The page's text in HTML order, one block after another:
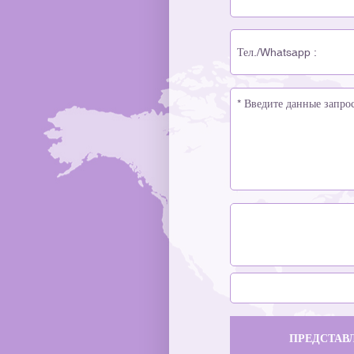
тестирования.Руководствуясь нашей основной
философией —«Особый, модный, экологически
чистый»Компания Lisson Packaging использовала
платформу в Дели, чтобы подчеркнуть две основные
тенденции в отрасли: непревзойденная эстетика
роскоши и устойчивость.1. Премиальные стеклянные
бутылки и роскошные комплекты крышекДля тех, кто
ищет высококачественные средства по уходу за кожей,
эфирные масла и сыворотки премиум-класса, Lisson's
— это выбор номер один. косметические стеклянные
флаконы Они привлекли всеобщее внимание.
сложных возможностях декорирования, включая
элегантные матовые поверхности и шелкографию
высокого разрешения. В сочетании с роскошными
алюминиевыми кольцами и прецизионными
воспоминание, которое сохраняется ещё долго после
того, как аромат выветривается.Тестирование и
массовое производствоОбеспечьте герметичность,
долговечность, устойчивость к падениям и
совместимость. Производство начинается со строгого
контроля качества, чтобы сохранить роскошный
внешний вид.Благодаря этому интегрированному
процессу каждый флакон духов имеет четкий
фирменный стиль, который соответствует самому
аромату и подчеркивает его.От концепции до создания:
как создаются флаконы для духов по индивидуальному
заказуРазработка флакона для духов на заказ — это
творческое и техническое взаимодействие. Каждый этап
производства — требует точности, знания материалов
инженерных инноваций.Вот типичный процесс
разработки:· Концептуальная и мудбордовая
доскаОпределите индивидуальность аромата,
позиционирование бренда и эмоциональную
направленность. Определите целевую аудиторию и